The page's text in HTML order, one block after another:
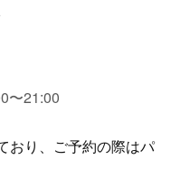
〜21:00
おり、ご予約の際はパ